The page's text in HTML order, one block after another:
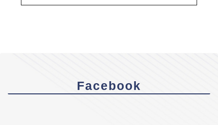
Facebook